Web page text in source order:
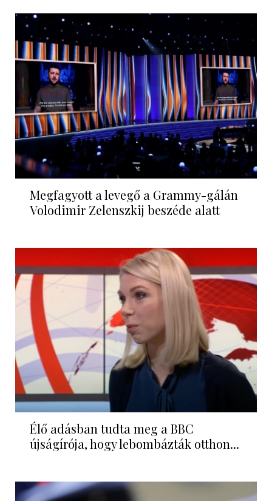
Megfagyott a levegő a Grammy-gálán
Volodimir Zelenszkij beszéde alatt
Élő adásban tudta meg a BBC
újságírója, hogy lebombázták otthon...